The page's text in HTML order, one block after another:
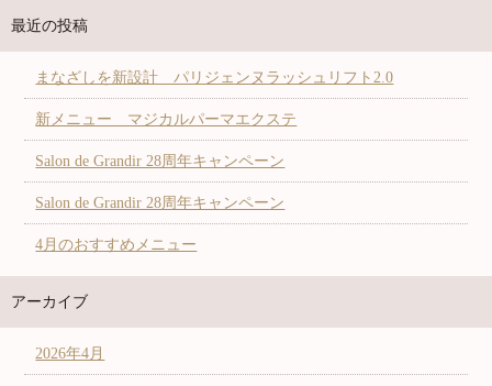
最近の投稿
まなざしを新設計 パリジェンヌラッシュリフト2.0
新メニュー マジカルパーマエクステ
Salon de Grandir 28周年キャンペーン
Salon de Grandir 28周年キャンペーン
4月のおすすめメニュー
アーカイブ
2026年4月